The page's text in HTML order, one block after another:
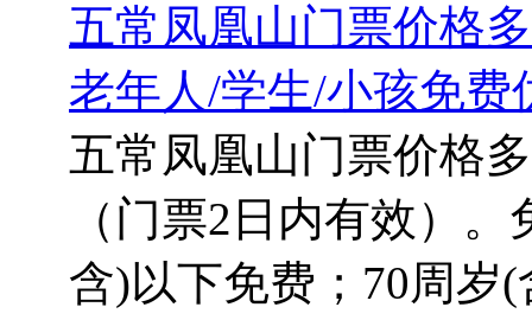
五常凤凰山门票价格
老年人/学生/小孩免费
五常凤凰山门票价格
（门票2日内有效）
含)以下免费；70周岁